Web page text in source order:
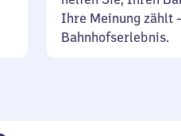
Ihre Meinung zählt
Bahnhofserlebnis.